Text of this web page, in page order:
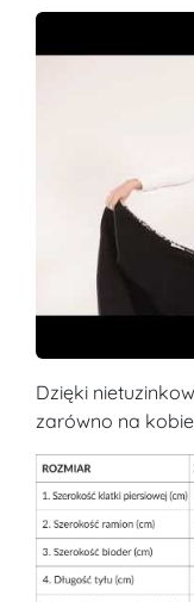
Dzięki
zarówno na